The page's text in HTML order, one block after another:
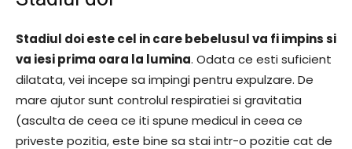
Stadiul doi este cel in care bebelusul va fi impins si
va iesi prima oara la lumina. Odata ce esti suficient
dilatata, vei incepe sa impingi pentru expulzare. De
mare ajutor sunt controlul respiratiei si gravitatia
(asculta de ceea ce iti spune medicul in ceea ce
priveste pozitia, este bine sa stai intr-o pozitie cat de